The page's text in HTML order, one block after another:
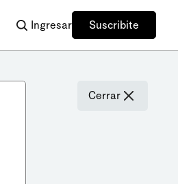
Ingresar Suscribite
Cerrar